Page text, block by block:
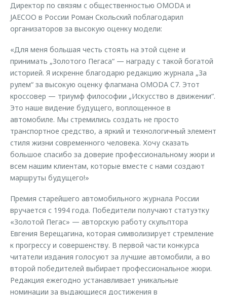
Директор по связям с общественностью OMODA и
JAECOO в России Роман Скольский поблагодарил
организаторов за высокую оценку модели:
«Для меня большая честь стоять на этой сцене и
принимать „Золотого Пегаса“ — награду с такой богатой
историей. Я искренне благодарю редакцию журнала „За
рулем“ за высокую оценку флагмана OMODA C7. Этот
кроссовер — триумф философии „Искусство в движении“.
Это наше видение будущего, воплощенное в
автомобиле. Мы стремились создать не просто
транспортное средство, а яркий и технологичный элемент
стиля жизни современного человека. Хочу сказать
большое спасибо за доверие профессиональному жюри и
всем нашим клиентам, которые вместе с нами создают
маршруты будущего!»
Премия старейшего автомобильного журнала России
вручается с 1994 года. Победители получают статуэтку
«Золотой Пегас» — авторскую работу скульптора
Евгения Верещагина, которая символизирует стремление
к прогрессу и совершенству. В первой части конкурса
читатели издания голосуют за лучшие автомобили, а во
второй победителей выбирает профессиональное жюри.
Редакция ежегодно устанавливает уникальные
номинации за выдающиеся достижения в